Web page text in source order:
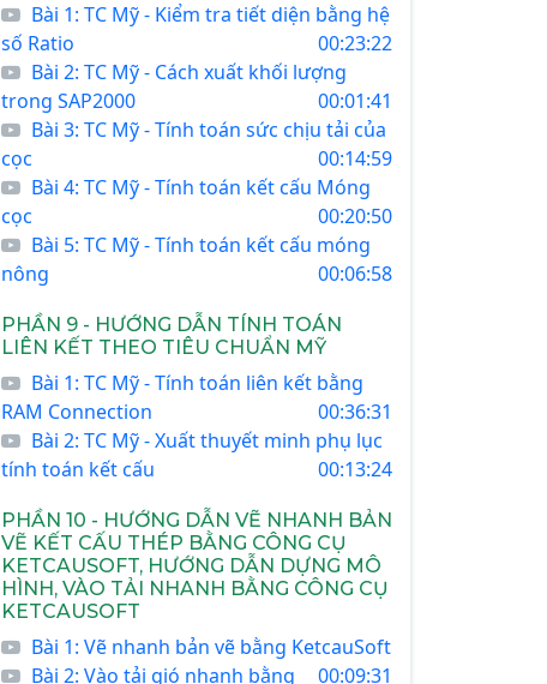
Bài 1: TC Mỹ - Kiểm tra tiết diện bằng hệ
số Ratio
00:23:22
Bài 2: TC Mỹ - Cách xuất khối lượng
trong SAP2000
00:01:41
Bài 3: TC Mỹ - Tính toán sức chịu tải của
cọc
00:14:59
Bài 4: TC Mỹ - Tính toán kết cấu Móng
cọc
00:20:50
Bài 5: TC Mỹ - Tính toán kết cấu móng
nông
00:06:58
PHẦN 9 - HƯỚNG DẪN TÍNH TOÁN
LIÊN KẾT THEO TIÊU CHUẨN MỸ
Bài 1: TC Mỹ - Tính toán liên kết bằng
RAM Connection
00:36:31
Bài 2: TC Mỹ - Xuất thuyết minh phụ lục
tính toán kết cấu
00:13:24
PHẦN 10 - HƯỚNG DẪN VẼ NHANH BẢN
VẼ KẾT CẤU THÉP BẰNG CÔNG CỤ
KETCAUSOFT, HƯỚNG DẪN DỰNG MÔ
HÌNH, VÀO TẢI NHANH BẰNG CÔNG CỤ
KETCAUSOFT
Bài 1: Vẽ nhanh bản vẽ bằng KetcauSoft
00:09:31
Bài 2: Vào tải gió nhanh bằng